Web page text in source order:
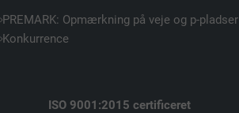
PREMARK: Opmærkning på veje og p-pladser
Konkurrence
ISO 9001:2015 certificeret